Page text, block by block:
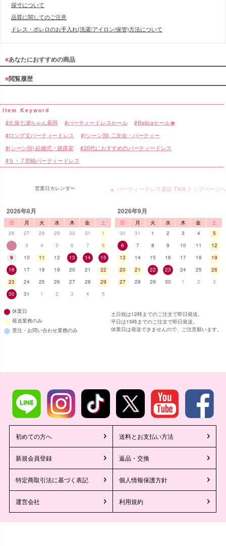
採寸について
品質に関してのご注意
ドレス・ボレロのお手入れ(洗濯/アイロン/保管)方法について
■あなたにおすすめの商品
■閲覧履歴
久保七瀬ちゃん着用 パーティードレスセール Reticaセール★
ロング丈パーティードレス (シーン別) 二次会・パーティー
(シーン別) 結婚式・披露宴 20代におすすめのパーティードレス
５・７部袖パーティードレス
▲ パーティードレス通販 TIKA トップページへ
営業日カレンダー
2026年8月
日 月 火 水 木 金
土
26
27 28 29 30 31
1
2
3 4 5 6 7
8
9
10 11 12 13 14
15
16
17 18 19 20 21
22
23
24 25 26 27 28
29
30
31 1 2 3 4 5
2026年9月
日 月 火 水 木 金
土
30
31 1 2 3 4
5
6
7 8 9 10 11
12
13
14 15 16 17 18
19
20
21 22 23 24 25
26
27
28 29 30 1 2 3
休業日
発送業務のみ
受注・お問い合わせ業務のみ
土日祝は12時までのご注文で即日発送。
平日は15時までのご注文で即日発送。
休業日は発送できませんので、ご注意願います。
初めての方へ 送料とお支払い方法
新規会員登録 返品・交換
特定商取引法に基づく表記 個人情報保護方針
運営会社 利用規約